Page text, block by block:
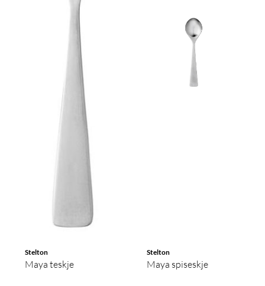
Stelton
Maya teskje
Stelton
Maya spiseskje